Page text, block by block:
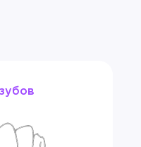
государственный